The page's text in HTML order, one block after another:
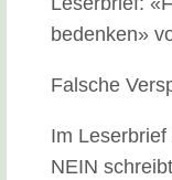
bedenken»
Falsche
Im
NEIN